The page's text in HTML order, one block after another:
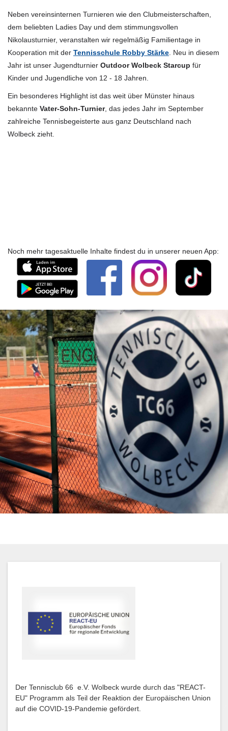
Neben vereinsinternen Turnieren wie den Clubmeisterschaften,
dem beliebten Ladies Day und dem stimmungsvollen
Nikolausturnier, veranstalten wir regelmäßig Familientage in
Kooperation mit der Tennisschule Robby Stärke . Neu in diesem
Jahr ist unser Jugendturnier Outdoor Wolbeck Starcup für
Kinder und Jugendliche von 12 - 18 Jahren.
Ein besonderes Highlight ist das weit über Münster hinaus
bekannte Vater-Sohn-Turnier, das jedes Jahr im September
zahlreiche Tennisbegeisterte aus ganz Deutschland nach
Wolbeck zieht.
Noch mehr tagesaktuelle Inhalte findest du in unserer neuen App:
Der Tennisclub 66 e.V. Wolbeck wurde durch das "REACT-
EU" Programm als Teil der Reaktion der Europäischen Union
auf die COVID-19-Pandemie gefördert.